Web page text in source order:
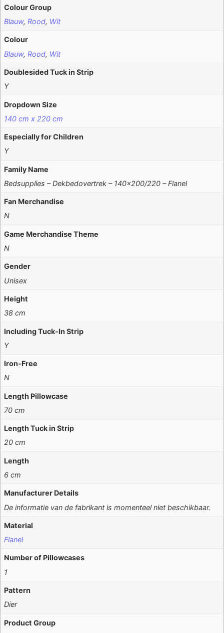
Colour Group
Blauw, Rood, Wit
Colour
Blauw, Rood, Wit
Doublesided Tuck in Strip
Y
Dropdown Size
140 cm x 220 cm
Especially for Children
Y
Family Name
Bedsupplies – Dekbedovertrek – 140×200/220 – Flanel
Fan Merchandise
N
Game Merchandise Theme
N
Gender
Unisex
Height
38 cm
Including Tuck-In Strip
Y
Iron-Free
N
Length Pillowcase
70 cm
Length Tuck in Strip
20 cm
Length
6 cm
Manufacturer Details
De informatie van de fabrikant is momenteel niet beschikbaar.
Material
Flanel
Number of Pillowcases
1
Pattern
Dier
Product Group